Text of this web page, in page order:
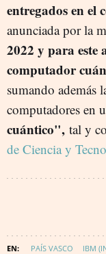
entregados en el
anunciada por la
2022 y para este
computador
sumando además
computadores en
cuántico", tal y
de Ciencia y
PAÍS VASCO IBM